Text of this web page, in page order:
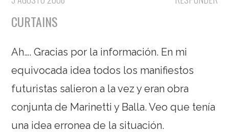
CURTAINS
Ah…. Gracias por la información. En mi
equivocada idea todos los manifiestos
futuristas salieron a la vez y eran obra
conjunta de Marinetti y Balla. Veo que tenía
una idea erronea de la situación.